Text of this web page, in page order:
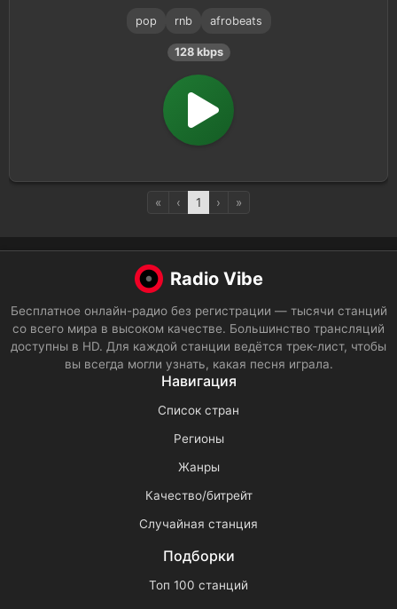
pop rnb afrobeats
128 kbps
« ‹ 1 › »
Radio Vibe
Бесплатное онлайн-радио без регистрации — тысячи станций
со всего мира в высоком качестве. Большинство трансляций
доступны в HD. Для каждой станции ведётся трек-лист, чтобы
вы всегда могли узнать, какая песня играла.
Навигация
Список стран
Регионы
Жанры
Качество/битрейт
Случайная станция
Подборки
Топ 100 станций